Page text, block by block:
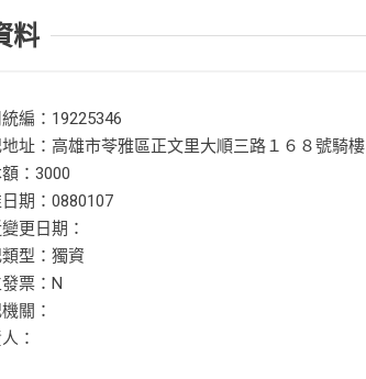
料
編：19225346
址：高雄市苓雅區正文里大順三路１６８號騎樓
：3000
期：0880107
更日期：
型：獨資
票：N
關：
：